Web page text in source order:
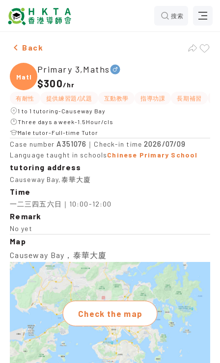
搜索
Male Primary 3,Maths，Causeway Bay Tuition
Back
Maths
Primary 3,Maths
$300/hr
有耐性 提供練習題/試題 互動教學 指導功課 長期補習
1 to 1 tutoring-Causeway Bay
Three days a week-1.5Hour/cls
Male tutor-Full-time Tutor
Case number A351076 ｜Check-in time2026/07/09
Language taught in schoolsChinese Primary School
tutoring address
Causeway Bay,泰華大廈
Time
一二三四五六日｜10:00-12:00
Remark
No yet
Map
Causeway Bay，泰華大廈
Check the map